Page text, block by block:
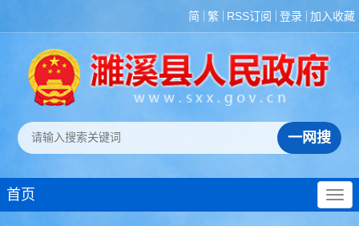
简 繁 RSS订阅 登录 加入收藏
首页